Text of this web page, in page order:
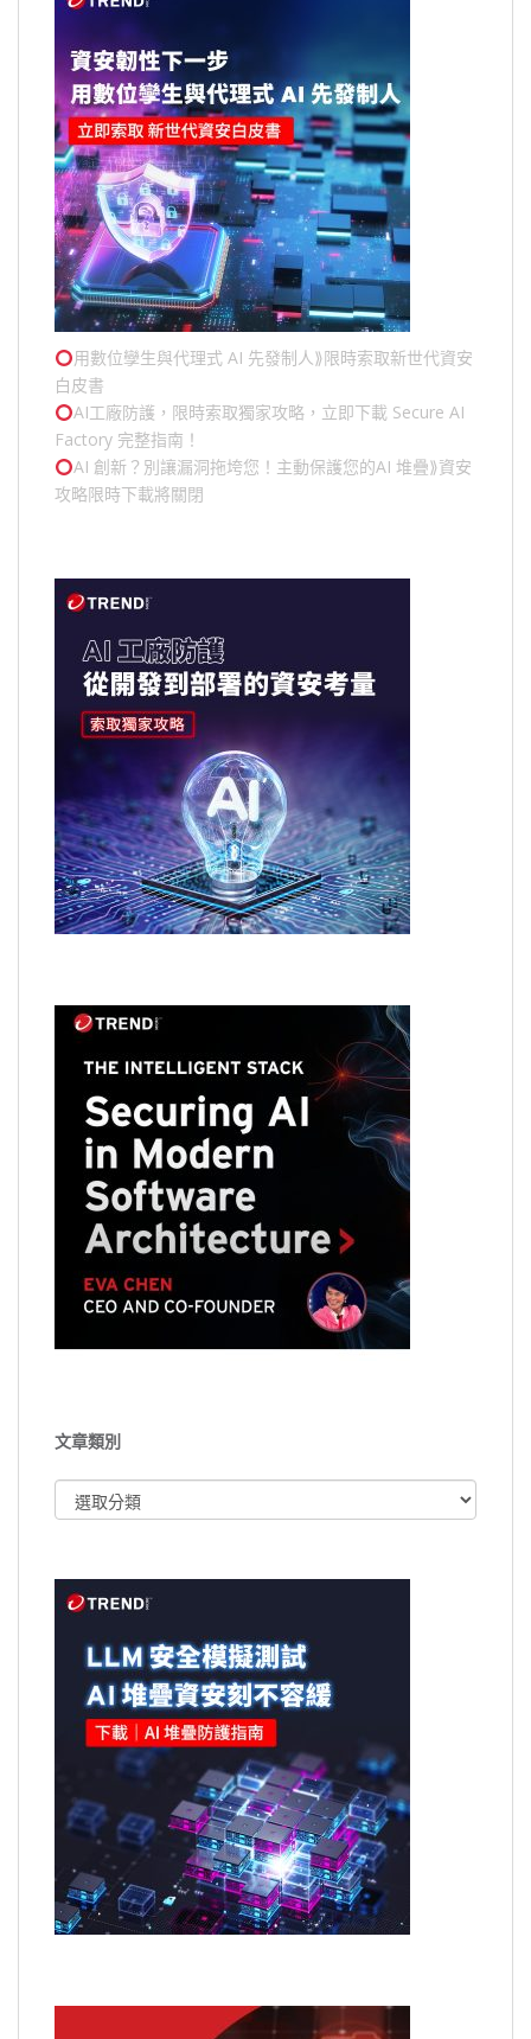
用數位孿生與代理式 AI 先發制人⟫限時索取新世代資安
白皮書
AI工廠防護，限時索取獨家攻略，立即下載 Secure AI
Factory 完整指南！
AI 創新？別讓漏洞拖垮您！主動保護您的AI 堆疊⟫資安
攻略限時下載將關閉
文章類別
章
別